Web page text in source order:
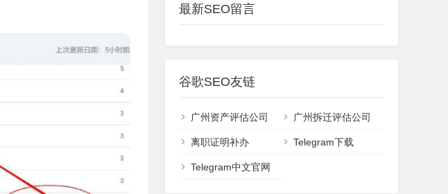
最新SEO留言
谷歌SEO友链
广州资产评估公司 广州拆迁评估公司
离职证明补办 Telegram下载
Telegram中文官网